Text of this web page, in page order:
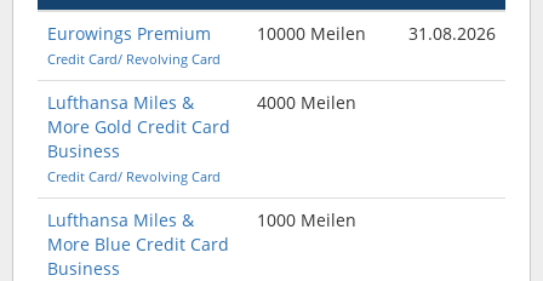
Eurowings Premium
Credit Card/ Revolving Card
10000 Meilen 31.08.2026
Lufthansa Miles &
More Gold Credit Card
Business
Credit Card/ Revolving Card
4000 Meilen
Lufthansa Miles &
More Blue Credit Card
Business
1000 Meilen